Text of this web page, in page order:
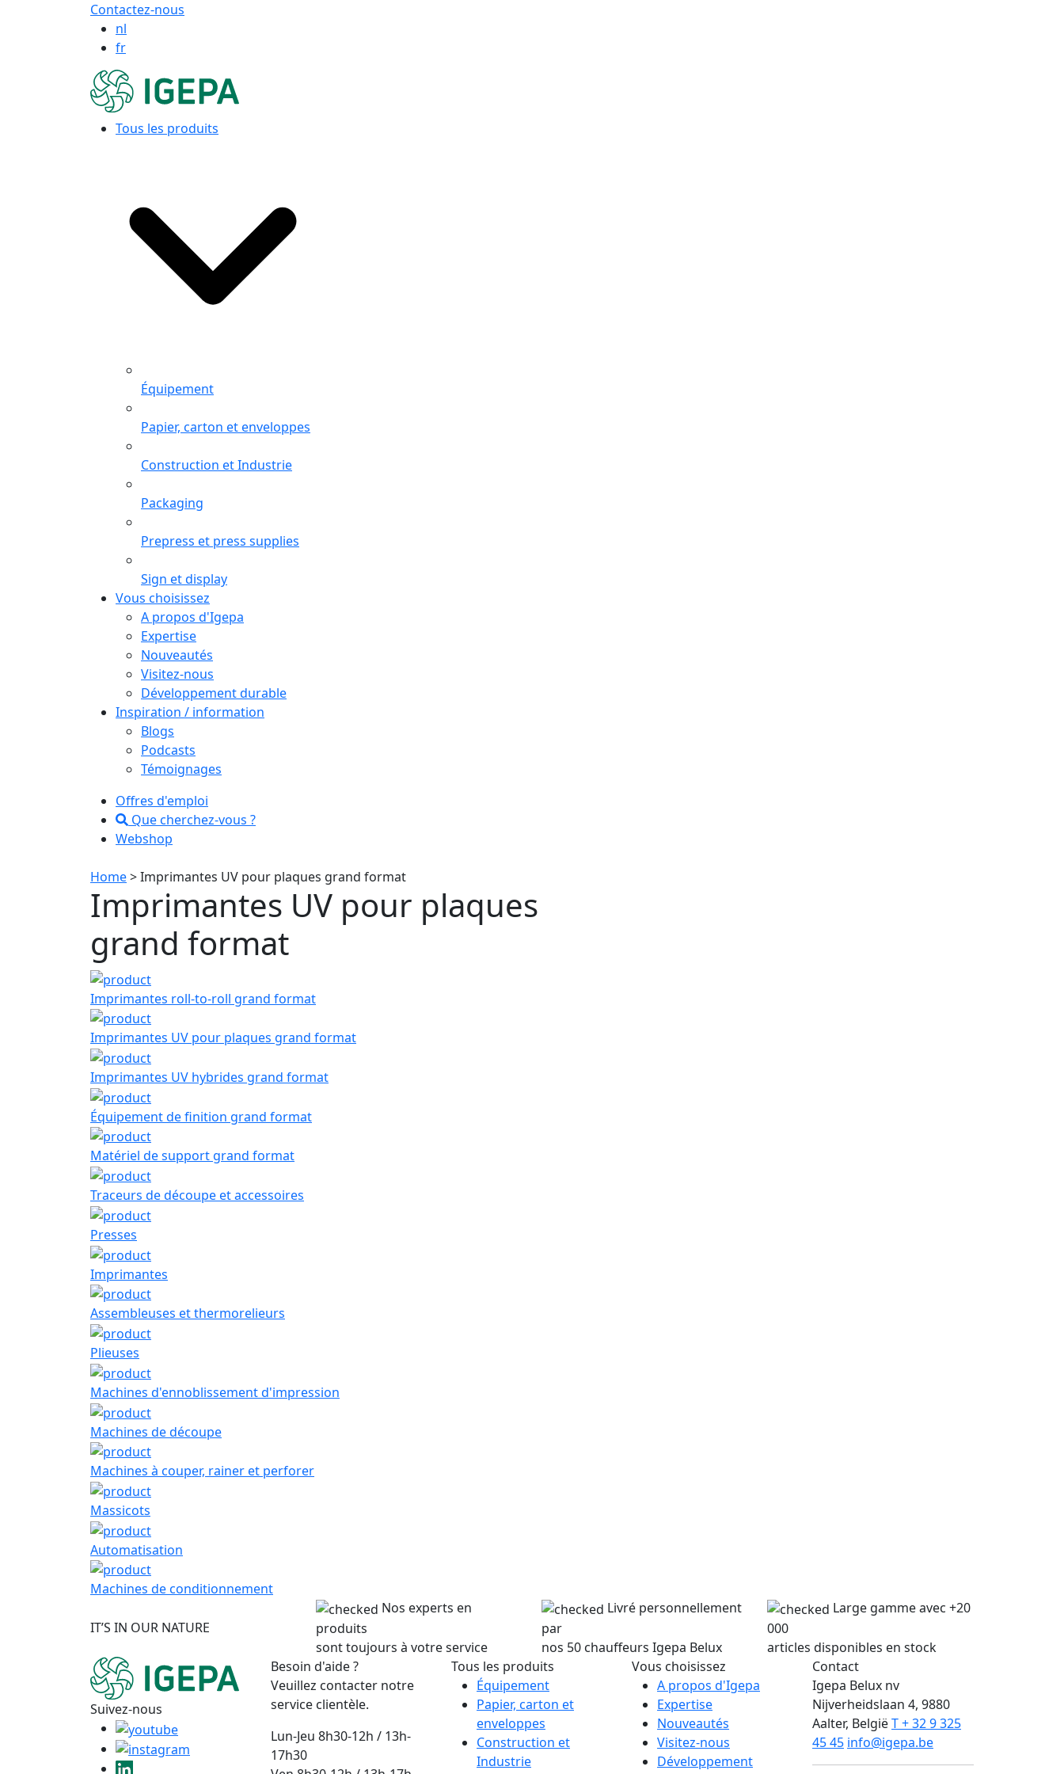
Contactez-nous
nl
fr
Tous les produits
Équipement
Papier, carton et enveloppes
Construction et Industrie
Packaging
Prepress et press supplies
Sign et display
Vous choisissez
A propos d'Igepa
Expertise
Nouveautés
Visitez-nous
Développement durable
Inspiration / information
Blogs
Podcasts
Témoignages
Offres d'emploi
Que cherchez-vous ?
Webshop
Home> Imprimantes UV pour plaques grand format
Imprimantes UV pour plaques
grand format
Imprimantes roll-to-roll grand format
Imprimantes UV pour plaques grand format
Imprimantes UV hybrides grand format
Équipement de finition grand format
Matériel de support grand format
Traceurs de découpe et accessoires
Presses
Imprimantes
Assembleuses et thermorelieurs
Plieuses
Machines d'ennoblissement d'impression
Machines de découpe
Machines à couper, rainer et perforer
Massicots
Automatisation
Machines de conditionnement
IT’S IN OUR NATURE
Nos experts en
produits
sont toujours à votre service
Livré personnellement
par
nos 50 chauffeurs Igepa Belux
Large gamme avec +20
000
articles disponibles en stock
Suivez-nous
Besoin d'aide ?
Veuillez contacter notre
service clientèle.
Lun-Jeu 8h30-12h / 13h-
17h30
Tous les produits
Équipement
Papier, carton et
enveloppes
Construction et
Industrie
Vous choisissez
A propos d'Igepa
Expertise
Nouveautés
Visitez-nous
Développement
Contact
Igepa Belux nv
Nijverheidslaan 4, 9880
Aalter, BelgiëT + 32 9 325
45 45 info@igepa.be